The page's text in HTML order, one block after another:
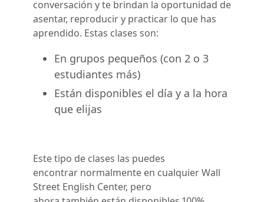
conversación y te brindan la oportunidad de
asentar, reproducir y practicar lo que has
aprendido. Estas clases son:
En grupos pequeños (con 2 o 3
estudiantes más)
Están disponibles el día y a la hora
que elijas
Este tipo de clases las puedes
encontrar normalmente en cualquier Wall
Street English Center, pero